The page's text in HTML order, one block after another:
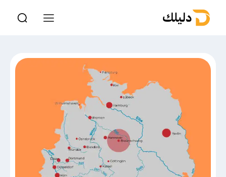
دليلك